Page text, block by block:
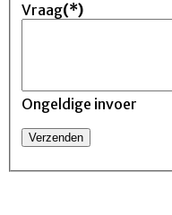
Vraag(*)
Ongeldige invoer